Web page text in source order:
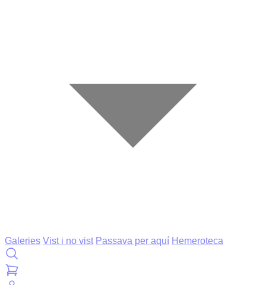
Galeries Vist i no vist Passava per aquí Hemeroteca